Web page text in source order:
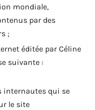
mondiale,
par des
;
éditée par Céline
suivante :
internautes qui se
le site